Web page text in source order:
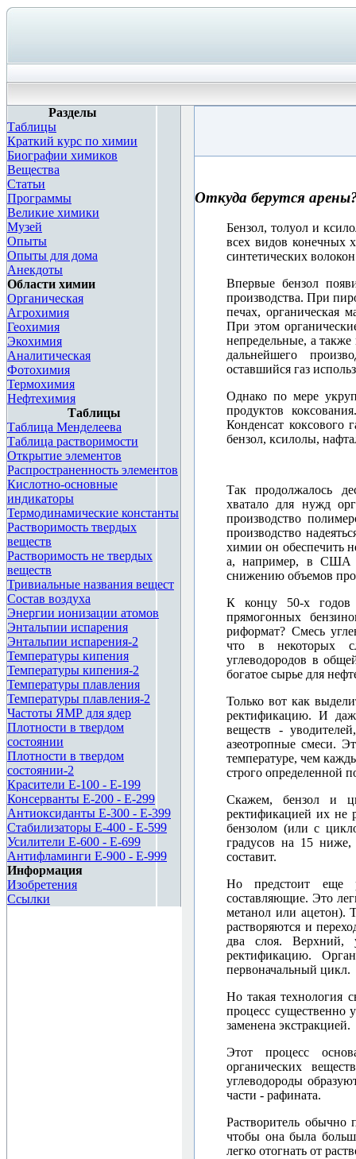
Разделы
Таблицы
Краткий курс по химии
Биографии химиков
Вещества
Статьи
Программы
Великие химики
Музей
Опыты
Опыты для дома
Анекдоты
Области химии
Органическая
Агрохимия
Геохимия
Экохимия
Аналитическая
Фотохимия
Термохимия
Нефтехимия
Таблицы
Таблица Менделеева
Таблица растворимости
Открытие элементов
Распространенность элементов
Кислотно-основные
индикаторы
Термодинамические константы
Растворимость твердых
веществ
Растворимость не твердых
веществ
Тривиальные названия вещест
Состав воздуха
Энергии ионизации атомов
Энтальпии испарения
Энтальпии испарения-2
Температуры кипения
Температуры кипения-2
Температуры плавления
Температуры плавления-2
Частоты ЯМР для ядер
Плотности в твердом
состоянии
Плотности в твердом
состоянии-2
Красители E-100 - E-199
Консерванты E-200 - E-299
Антиоксиданты E-300 - E-399
Стабилизаторы E-400 - E-599
Усилители E-600 - E-699
Антифламинги E-900 - E-999
Информация
Изобретения
Ссылки
Откуда берутся
Бензол, толуол и
всех видов конечных
синтетических
Впервые бензол
производства. При
печах, органическая
При этом
непредельные, а
дальнейшего
оставшийся газ
Однако по мере
продуктов
Конденсат коксового
бензол, ксилолы,
href="http://
Так продолжалось
хватало для нужд
производство
производство
химии он обеспечить
а, например, в США и
снижению объемов
К концу 50-х годов
прямогонных
риформат? Смесь
что в некоторых
углеводородов в
богатое сырье для
Только вот как
ректификацию. И
веществ -
азеотропные смеси.
температуре, чем
строго определенной
Скажем, бензол и
ректификацией их не
бензолом (или с
градусов на 15
составит.
Но предстоит еще
составляющие. Это
метанол или ацетон).
растворяются и
два слоя. Верхний,
ректификацию.
первоначальный цикл.
Но такая технология
процесс
заменена экстракцией.
Этот процесс
органических
углеводороды
части - рафината.
Растворитель обычно
чтобы она была
легко отогнать от